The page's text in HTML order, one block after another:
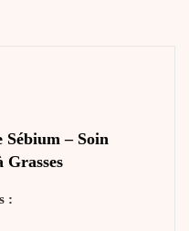
– Soin
Grasses
: